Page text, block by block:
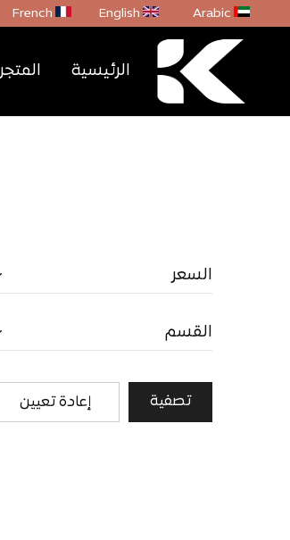
Arabic
English
French
Karen
الرئيسية المتجر
السعر
القسم
تصفية إعادة تعيين